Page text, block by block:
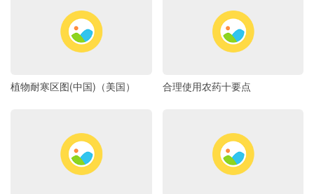
植物耐寒区图(中国)（美国） 合理使用农药十要点